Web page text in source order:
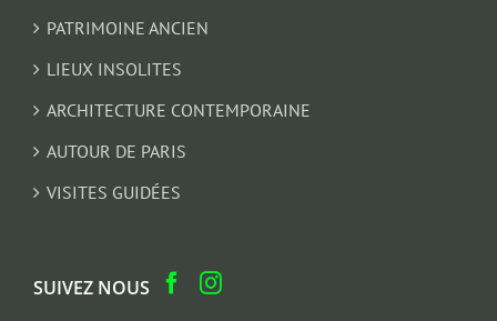
PATRIMOINE ANCIEN
LIEUX INSOLITES
ARCHITECTURE CONTEMPORAINE
AUTOUR DE PARIS
VISITES GUIDÉES
SUIVEZ NOUS